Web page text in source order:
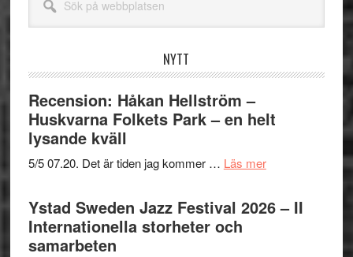
webbplatsen
NYTT
Recension: Håkan Hellström –
Huskvarna Folkets Park – en helt
lysande kväll
5/5 07.20. Det är tiden jag kommer … Läs merom
Håkan
Hellström
Ystad Sweden Jazz Festival 2026 – II
Internationella storheter och
samarbeten